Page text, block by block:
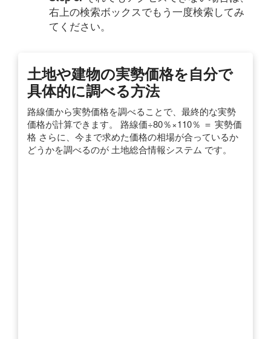
右上の検索ボックスでもう一度検索してみ
てください。
土地や建物の実勢価格を自分で
具体的に調べる方法
路線価から実勢価格を調べることで、最終的な実勢
価格が計算できます。 路線価÷80％×110％ ＝ 実勢価
格 さらに、今まで求めた価格の相場が合っているか
どうかを調べるのが 土地総合情報システム です。